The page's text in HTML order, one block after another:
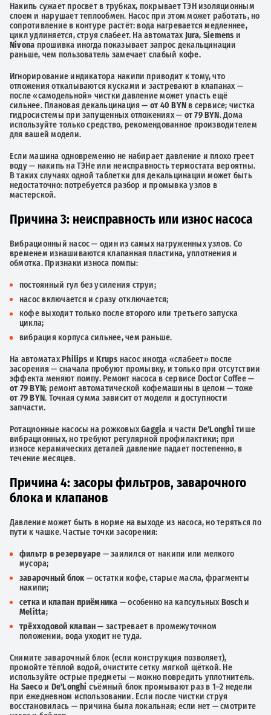
Накипь сужает просвет в трубках, покрывает ТЭН изоляционным
слоем и нарушает теплообмен. Насос при этом может работать, но
сопротивление в контуре растёт: вода нагревается медленнее,
цикл удлиняется, струя слабеет. На автоматах Jura, Siemens и
Nivona прошивка иногда показывает запрос декальцинации
раньше, чем пользователь замечает слабый кофе.
Игнорирование индикатора накипи приводит к тому, что
отложения откалываются кусками и застревают в клапанах —
после «самодельной» чистки давление может упасть ещё
сильнее. Плановая декальцинация — от 40 BYN в сервисе; чистка
гидросистемы при запущенных отложениях — от 79 BYN. Дома
используйте только средство, рекомендованное производителем
для вашей модели.
Если машина одновременно не набирает давление и плохо греет
воду — накипь на ТЭНе или неисправность термостата вероятны.
В таких случаях одной таблетки для декальцинации может быть
недостаточно: потребуется разбор и промывка узлов в
мастерской.
Причина 3: неисправность или износ насоса
Вибрационный насос — один из самых нагруженных узлов. Со
временем изнашиваются клапанная пластина, уплотнения и
обмотка. Признаки износа помпы:
постоянный гул без усиления струи;
насос включается и сразу отключается;
кофе выходит только после второго или третьего запуска
цикла;
вибрация корпуса сильнее, чем раньше.
На автоматахPhilips иKrups насос иногда «слабеет» после
засорения — сначала пробуют промывку, и только при отсутствии
эффекта меняют помпу. Ремонт насоса в сервисе Doctor Coffee —
от 79 BYN; ремонт автоматической кофемашины в целом — тоже
от 79 BYN. Точная сумма зависит от модели и доступности
запчасти.
Ротационные насосы на рожковыхGaggia и части De'Longhi тише
вибрационных, но требуют регулярной профилактики; при
износе керамических деталей давление падает постепенно, в
течение месяцев.
Причина 4: засоры фильтров, заварочного
блока и клапанов
Давление может быть в норме на выходе из насоса, но теряться по
пути к чашке. Частые точки засорения:
фильтр в резервуаре — заилился от накипи или мелкого
мусора;
заварочный блок — остатки кофе, старые масла, фрагменты
накипи;
сетка и клапан приёмника — особенно на капсульныхBoschи
Melitta;
трёхходовой клапан— застревает в промежуточном
положении, вода уходит не туда.
Снимите заварочный блок (если конструкция позволяет),
промойте тёплой водой, очистите сетку мягкой щёткой. Не
используйте острые предметы — можно повредить уплотнитель.
На Saecoи De'Longhi съёмный блок промывают раз в 1–2 недели
при ежедневном использовании. Если после чистки струя
восстановилась — причина была локальная; если нет — смотрите